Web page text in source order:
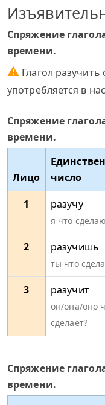
Спряжение
времени.
⚠ Глагол
употребляется в
Спряжение
времени.
Лицо
число
1
разучу
я что
2 разучишь
ты что
3 разучит
он/она/оно
сделает?
Спряжение
времени.